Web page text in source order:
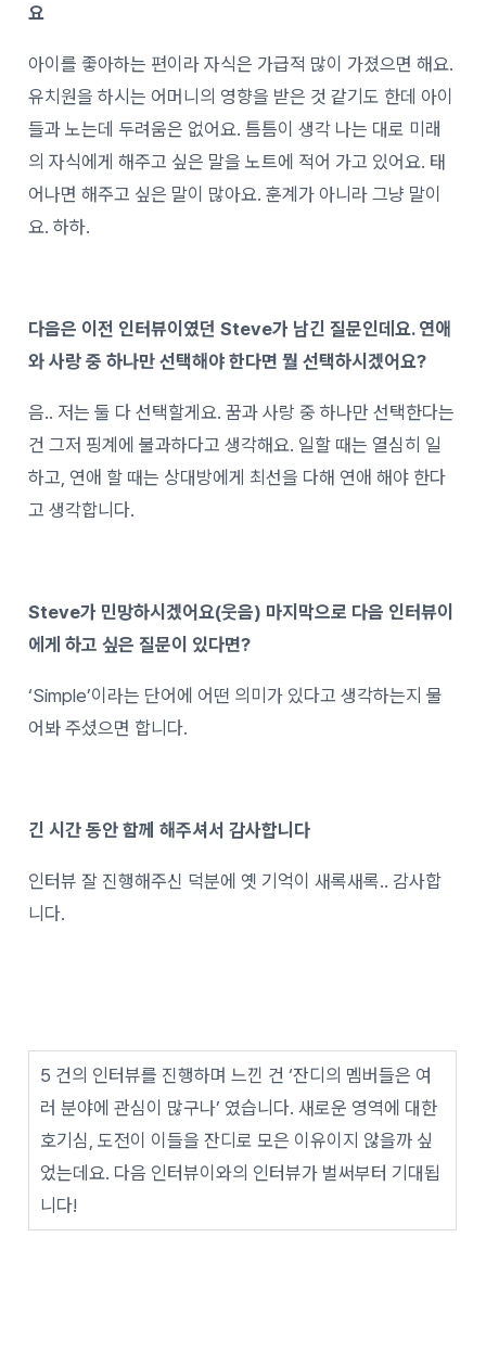
요
아이를 좋아하는 편이라 자식은 가급적 많이 가졌으면 해요.
유치원을 하시는 어머니의 영향을 받은 것 같기도 한데 아이
들과 노는데 두려움은 없어요. 틈틈이 생각 나는 대로 미래
의 자식에게 해주고 싶은 말을 노트에 적어 가고 있어요. 태
어나면 해주고 싶은 말이 많아요. 훈계가 아니라 그냥 말이
요. 하하.
다음은 이전 인터뷰이였던 Steve가 남긴 질문인데요. 연애
와 사랑 중 하나만 선택해야 한다면 뭘 선택하시겠어요?
음.. 저는 둘 다 선택할게요. 꿈과 사랑 중 하나만 선택한다는
건 그저 핑계에 불과하다고 생각해요. 일할 때는 열심히 일
하고, 연애 할 때는 상대방에게 최선을 다해 연애 해야 한다
고 생각합니다.
Steve가 민망하시겠어요(웃음) 마지막으로 다음 인터뷰이
에게 하고 싶은 질문이 있다면?
‘Simple’이라는 단어에 어떤 의미가 있다고 생각하는지 물
어봐 주셨으면 합니다.
긴 시간 동안 함께 해주셔서 감사합니다
인터뷰 잘 진행해주신 덕분에 옛 기억이 새록새록.. 감사합
니다.
5 건의 인터뷰를 진행하며 느낀 건 ‘잔디의 멤버들은 여
러 분야에 관심이 많구나’ 였습니다. 새로운 영역에 대한
호기심, 도전이 이들을 잔디로 모은 이유이지 않을까 싶
었는데요. 다음 인터뷰이와의 인터뷰가 벌써부터 기대됩
니다!